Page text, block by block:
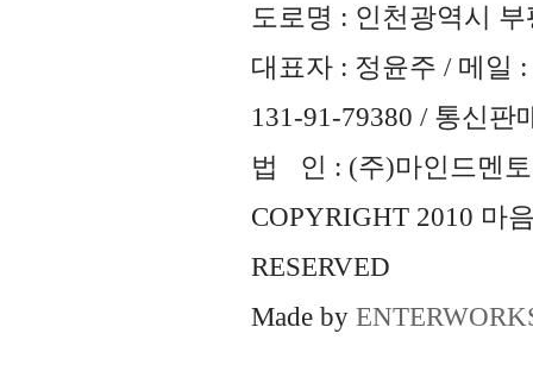
도로명 : 인천광역시
대표자 : 정윤주 / 메일 :
131-91-79380 / 통신판
법 인 : (주)마인드멘토
COPYRIGHT 2010 마
RESERVED
Made by